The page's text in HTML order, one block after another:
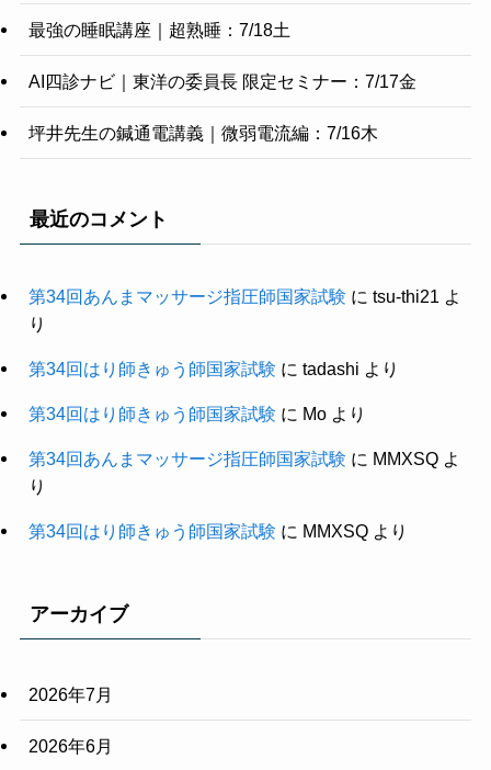
最強の睡眠講座｜超熟睡：7/18土
AI四診ナビ｜東洋の委員長 限定セミナー：7/17金
坪井先生の鍼通電講義｜微弱電流編：7/16木
最近のコメント
第34回あんまマッサージ指圧師国家試験 に tsu-thi21 よ
り
第34回はり師きゅう師国家試験 に tadashi より
第34回はり師きゅう師国家試験 に Moより
第34回あんまマッサージ指圧師国家試験 に MMXSQよ
り
第34回はり師きゅう師国家試験 に MMXSQより
アーカイブ
2026年7月
2026年6月